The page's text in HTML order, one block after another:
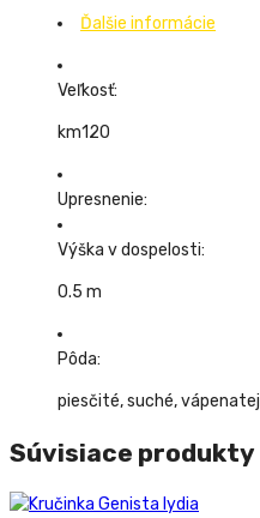
Ďalšie informácie
Veľkosť:
km120
Upresnenie:
Výška v dospelosti:
0.5 m
Pôda:
piesčité, suché, vápenatej
Súvisiace produkty